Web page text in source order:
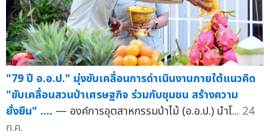
"79 ปี อ.อ.ป." มุ่งขับเคลื่อนการดำเนินงานภายใต้แนวคิด
"ขับเคลื่อนสวนป่าเศรษฐกิจ ร่วมกับชุมชน สร้างความ
ยั่งยืน" .... — องค์การอุตสาหกรรมป่าไม้ (อ.อ.ป.) นำโ... 24
ก.ค.